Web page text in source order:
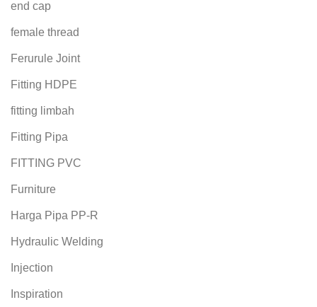
end cap
female thread
Ferurule Joint
Fitting HDPE
fitting limbah
Fitting Pipa
FITTING PVC
Furniture
Harga Pipa PP-R
Hydraulic Welding
Injection
Inspiration